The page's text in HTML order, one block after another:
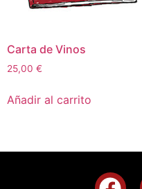
Carta de Vinos
25,00 €
Añadir al carrito